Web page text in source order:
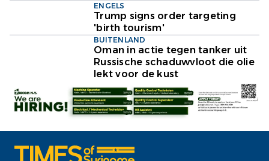
ENGELS
Trump signs order targeting
'birth tourism'
BUITENLAND
Oman in actie tegen tanker uit
Russische schaduwvloot die olie
lekt voor de kust